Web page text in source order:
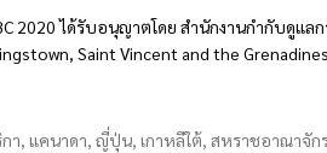
2020 ได้รับอนุญาตโดย สำนักงานกำกับดูแล
Saint Vincent and the Grenadines
, แคนาดา, ญี่ปุ่น, เกาหลีใต้, สหราชอาณาจั